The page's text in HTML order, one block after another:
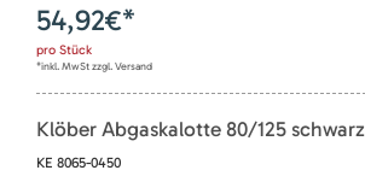
54,92€*
pro Stück
*inkl. MwSt zzgl. Versand
Klöber Abgaskalotte 80/125 schwarz
KE 8065-0450